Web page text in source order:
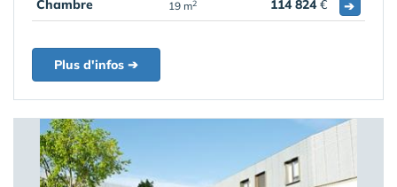
Chambre 19 m2 114 824€ ➔
Plus d'infos ➔